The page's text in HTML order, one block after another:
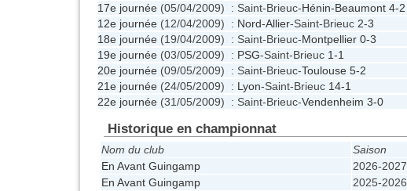
17e journée (05/04/2009) : Saint-Brieuc-Hénin-Beaumont 4-2
12e journée (12/04/2009) : Nord-Allier-Saint-Brieuc 2-3
18e journée (19/04/2009) : Saint-Brieuc-Montpellier 0-3
19e journée (03/05/2009) : PSG-Saint-Brieuc 1-1
20e journée (09/05/2009) : Saint-Brieuc-Toulouse 5-2
21e journée (24/05/2009) : Lyon-Saint-Brieuc 14-1
22e journée (31/05/2009) : Saint-Brieuc-Vendenheim 3-0
Historique en championnat
Nom du club Saison
En Avant Guingamp
2026-2027
En Avant Guingamp
2025-2026